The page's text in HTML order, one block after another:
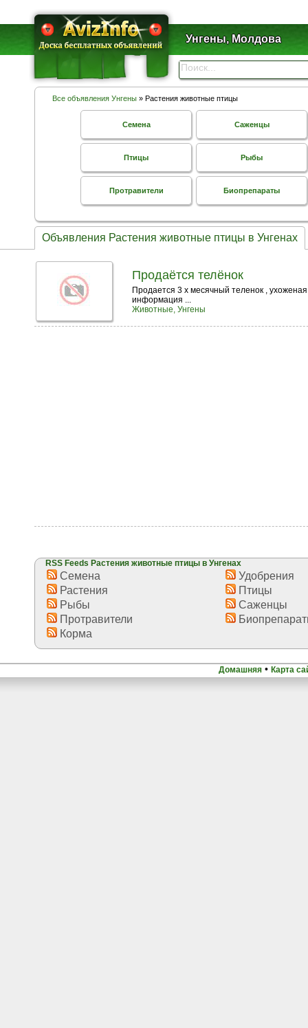
Унгены, Молдова
Все объявления Унгены » Растения животные птицы
Семена Саженцы
Птицы Рыбы
Протравители Биопрепараты
Объявления Растения животные птицы в Унгенах
Продаётся телёнок
Продается 3 х месячный теленок ,
информация ...
Животные, Унгены
RSS Feeds Растения животные птицы в Унгенах
Семена
Удобрения
Растения
Птицы
Рыбы
Саженцы
Протравители
Корма
Домашняя • Карта